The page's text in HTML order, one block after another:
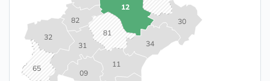
09
11
12
30
31
32
34
65
81
82